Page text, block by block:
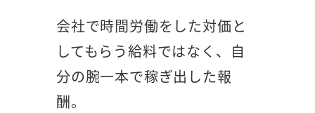
会社で時間労働をした対価と
してもらう給料ではなく、自
分の腕一本で稼ぎ出した報
酬。